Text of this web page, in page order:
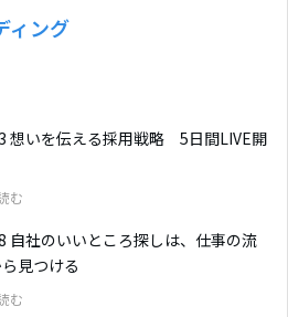
ィング
想いを伝える採用戦略 5日間LIVE開
む
自社のいいところ探しは、仕事の流
見つける
む